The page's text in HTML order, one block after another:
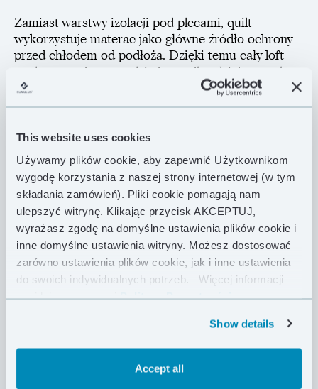
This website uses cookies
Używamy plików cookie, aby zapewnić Użytkownikom
wygodę korzystania z naszej strony internetowej (w tym
składania zamówień). Pliki cookie pomagają nam
ulepszyć witrynę. Klikając przycisk AKCEPTUJ,
wyrażasz zgodę na domyślne ustawienia plików cookie i
inne domyślne ustawienia witryny. Możesz dostosować
zarówno ustawienia plików cookie, jak i inne ustawienia
do swoich indywidualnych potrzeb.
Więcej informacji
znajdziesz w naszejPolityce Prywatności .
Show details
Accept all
Zamiast warstwy izolacji pod plecami, quilt
wykorzystuje materac jako główne źródło ochrony
przed chłodem od podłoża. Dzięki temu cały loft
puchu pracuje tam, gdzie jest najbardziej potrzebny:
od góry i z boków. Efektem jest pełna wydajność
termiczna przy znacznie niższej masie i
450 posiada komory typu H i jest wypełniony 450 g
etycznie pozyskiwanego polskiego puchu gęsiego o
wyjątkowej sprężystości 900 Fill Power, co zapewnia
komfort snu, gdy temperatury zbliżają się do −5 °C,
przy zachowaniu kompaktowych wymiarów po
spakowaniu. Zastosowana tkanina Toray Airtastic™
o gramaturze 19 g/m² zapewnia wyjątkową lekkość i
przyjemność w dotyku, a przy tym doskonałą
oddychalność. Quilt posiada krótki zamek YKK® o
długości 60 cm oraz elastyczny ściągacz, które
umożliwiają zamknięcie footboxa podczas
chłodniejszych nocy. W cieplejszych warunkach
wystarczy rozpiąć zamek, aby zamienił się w lekką,
przewiewną kołdrę. Zarówno zamek, jak i ściągacz
dookoła szyi są dodatkowo izolowane specjalnie